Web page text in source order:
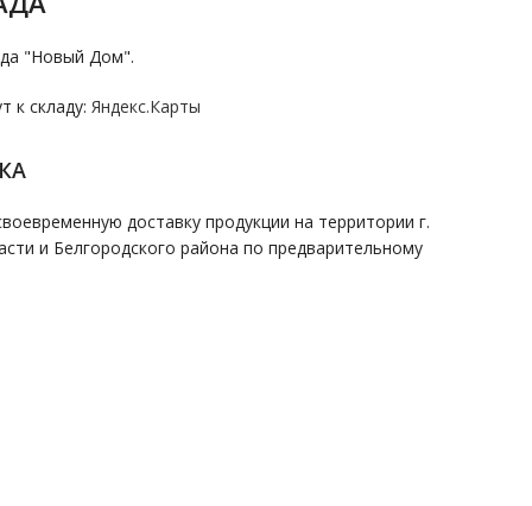
"Новый Дом".
к складу: Яндекс.Карты
доставку продукции на территории г.
и Белгородского района по предварительному